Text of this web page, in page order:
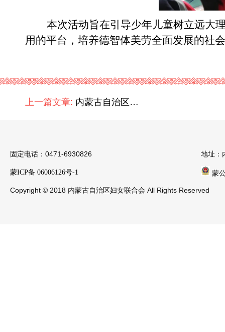
本次活动旨在引导少年儿童树立远大
用的平台，培养德智体美劳全面发展的社
上一篇文章: 内蒙古自治区妇女儿童中心开展“学习防灾避险知识 守护生命安全”主题党日活动
固定电话：0471-6930826 地址：
蒙ICP备 06006126号-1 蒙
Copyright © 2018 内蒙古自治区妇女联合会 All Rights Reserved